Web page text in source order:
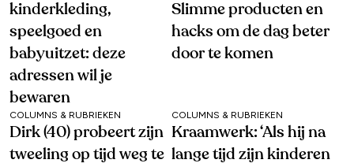
kinderkleding,
speelgoed en
babyuitzet: deze
adressen wil je
bewaren
Slimme producten en
hacks om de dag beter
door te komen
COLUMNS & RUBRIEKEN
Dirk (40) probeert zijn
tweeling op tijd weg te
COLUMNS & RUBRIEKEN
Kraamwerk: ‘Als hij na
lange tijd zijn kinderen